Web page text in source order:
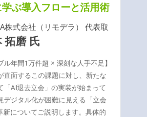
ぶ導入フローと活用術
株式会社（リモデラ） 代表取
拓磨 氏
ル年間1万件超 × 深刻な人手不足】
直面するこの課題に対し、新たな
「AI退去立会」の実装が始まって
デジタル化が困難に見える「立会
新についてご説明します。具体的